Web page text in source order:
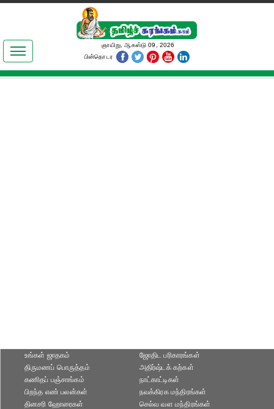
இலக்கியங்கள்
தமிழ் உலகம்
ஞாயிறு, ஆகஸ்டு 09, 2026
பின்தொடர
உங்கள் ஜாதகம்
திருமணப் பொருத்தம்
கணிதப் பஞ்சாங்கம்
ஜோதிட ப‌ரிகார‌ங்க‌ள்
அதிர்ஷ்டக் கற்கள்
நாட்காட்டிகள்
பிறந்த எண் பலன்கள்
தினசரி ஹோரைகள்
நவக்கிரக மந்திரங்கள்
செல்வ வள மந்திரங்கள்